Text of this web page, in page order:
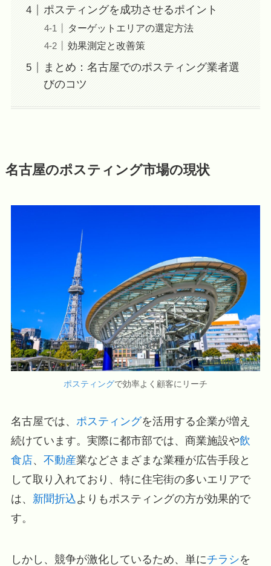
ポスティングを成功させるポイント
ターゲットエリアの選定方法
効果測定と改善策
まとめ：名古屋でのポスティング業者選
びのコツ
名古屋のポスティング市場の現状
ポスティングで効率よく顧客にリーチ
名古屋では、 ポスティングを活用する企業が増え
続けています。実際に都市部では、商業施設や飲
食店、 不動産業などさまざまな業種が広告手段と
して取り入れており、特に住宅街の多いエリアで
は、 新聞折込よりもポスティングの方が効果的で
す。
しかし、競争が激化しているため、単にチラシを